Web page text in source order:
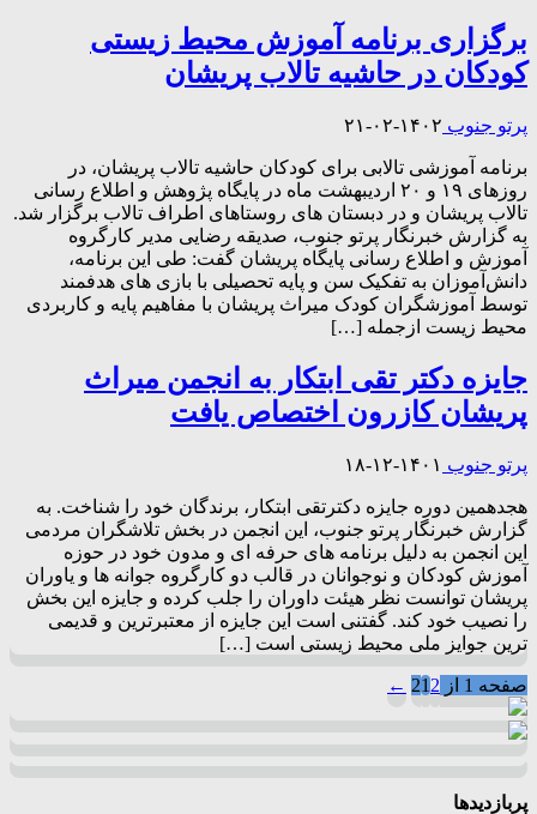
برگزاری برنامه آموزش محیط زیستی
کودکان در حاشیه تالاب پریشان
پرتو جنوب ۱۴۰۲-۰۲-۲۱
برنامه آموزشی تالابی برای کودکان حاشیه تالاب پریشان، در
روزهای ۱۹ و ۲۰ اردیبهشت ماه در پایگاه پژوهش و اطلاع رسانی
تالاب پریشان و در دبستان های روستاهای اطراف تالاب برگزار شد.
به گزارش خبرنگار پرتو جنوب، صدیقه رضایی مدیر کارگروه
آموزش و اطلاع رسانی پایگاه پریشان گفت: طی این برنامه،
دانش‌آموزان به تفکیک سن و پایه تحصیلی با بازی های هدفمند
توسط آموزشگران کودک میراث پریشان با مفاهیم پایه و کاربردی
محیط زیست ازجمله […]
جایزه دکتر تقی ابتکار به انجمن میراث
پریشان کازرون اختصاص یافت
پرتو جنوب ۱۴۰۱-۱۲-۱۸
هجدهمین دوره جایزه دکترتقی ابتکار، برندگان خود را شناخت. به
گزارش خبرنگار پرتو جنوب، این انجمن در بخش تلاشگران مردمی
این انجمن به دلیل برنامه های حرفه ای و مدون خود در حوزه
آموزش کودکان و نوجوانان در قالب دو کارگروه جوانه ها و یاوران
پریشان توانست نظر هیئت داوران را جلب کرده و جایزه این بخش
را نصیب خود کند. گفتنی است این جایزه از معتبرترین و قدیمی
ترین جوایز ملی محیط زیستی است […]
صفحه 1 از 2 12
←
پربازدیدها